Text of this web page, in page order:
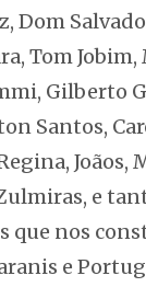
Dom
Tom
Gilberto
Santos,
Joãos,
e
que nos
e